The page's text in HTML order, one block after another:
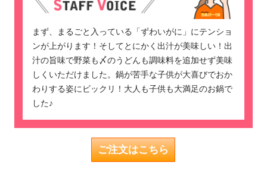
まず、まるごと入っている「ずわいがに」にテンショ
ンが上がります！そしてとにかく出汁が美味しい！出
汁の旨味で野菜も〆のうどんも調味料を追加せず美味
しくいただけました。鍋が苦手な子供が大喜びでおか
わりする姿にビックリ！大人も子供も大満足のお鍋で
した♪
ご注文はこちら